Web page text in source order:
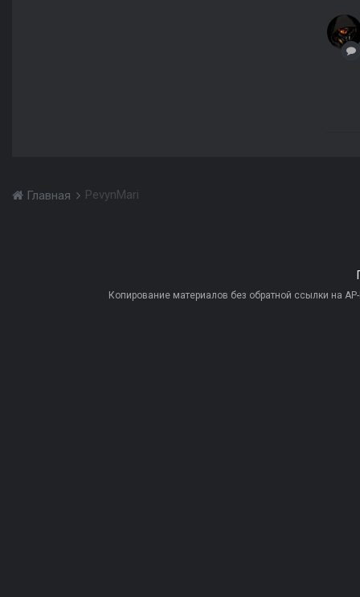
Главная PevynMari
Копирование материалов без обратной ссылки на